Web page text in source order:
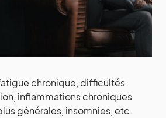
chronique, difficultés
inflammations chroniques
générales, insomnies, etc.